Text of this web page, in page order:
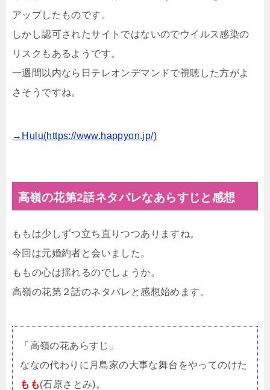
アップしたものです。
しかし認可されたサイトではないのでウイルス感染の
リスクもあるようです。
一週間以内なら日テレオンデマンドで視聴した方がよ
さそうですね。
→Hulu(https://www.happyon.jp/)
高嶺の花第2話ネタバレなあらすじと感想
ももは少しずつ立ち直りつつありますね。
今回は元婚約者と会いました。
ももの心は揺れるのでしょうか。
高嶺の花第２話のネタバレと感想始めます。
「高嶺の花あらすじ」
ななの代わりに月島家の大事な舞台をやってのけた
もも(石原さとみ)。